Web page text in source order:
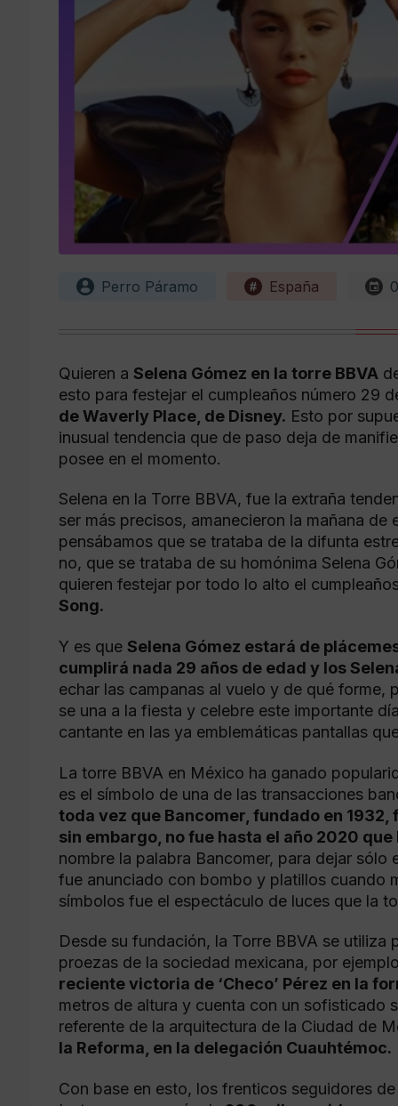
Perro Páramo España
Quieren a Selena Gómez en la torre BBVA
esto para festejar el cumpleaños número 29
de Waverly Place, de Disney. Esto por
inusual tendencia que de paso deja de
posee en el momento.
Selena en la Torre BBVA, fue la extraña
ser más precisos, amanecieron la mañana de
pensábamos que se trataba de la difunta
no, que se trataba de su homónima Selena
quieren festejar por todo lo alto el
Song.
Y es que Selena Gómez estará de
cumplirá nada 29 años de edad y los
echar las campanas al vuelo y de qué forme,
se una a la fiesta y celebre este importante
cantante en las ya emblemáticas pantallas
La torre BBVA en México ha ganado
es el símbolo de una de las transacciones
toda vez que Bancomer, fundado en 1932,
sin embargo, no fue hasta el año 2020
nombre la palabra Bancomer, para dejar
fue anunciado con bombo y platillos cuando
símbolos fue el espectáculo de luces que la
Desde su fundación, la Torre BBVA se utiliza
proezas de la sociedad mexicana, por
reciente victoria de ‘Checo’ Pérez en la
metros de altura y cuenta con un sofisticado
referente de la arquitectura de la Ciudad de
la Reforma, en la delegación Cuauhtémoc.
Con base en esto, los frenticos seguidores